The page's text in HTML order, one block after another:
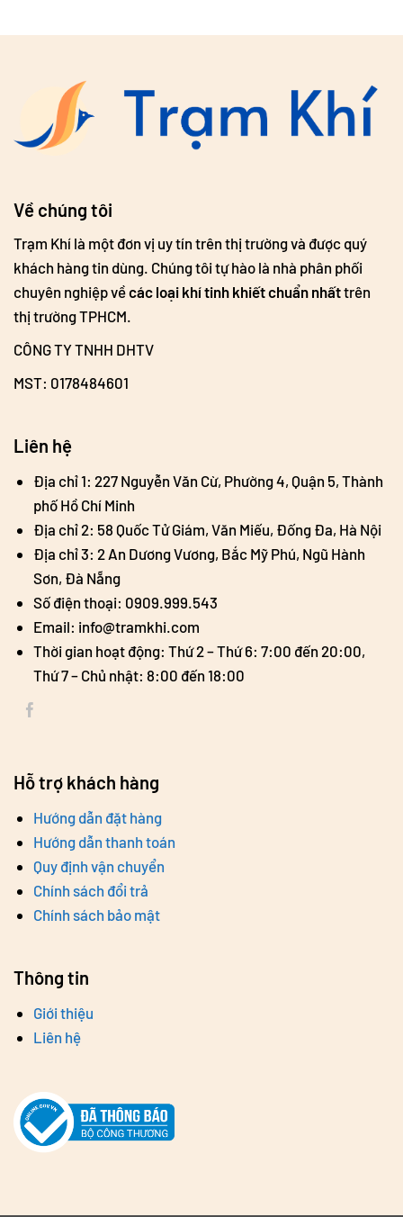
Về chúng tôi
Trạm Khí là một đơn vị uy tín trên thị trường và được quý
khách hàng tin dùng. Chúng tôi tự hào là nhà phân phối
chuyên nghiệp vềcác loại khí tinh khiết chuẩn nhấttrên
thị trường TPHCM.
CÔNG TY TNHH DHTV
MST: 0178484601
Liên hệ
Địa chỉ 1: 227 Nguyễn Văn Cừ, Phường 4, Quận 5, Thành
phố Hồ Chí Minh
Địa chỉ 2: 58 Quốc Tử Giám, Văn Miếu, Đống Đa, Hà Nội
Địa chỉ 3: 2 An Dương Vương, Bắc Mỹ Phú, Ngũ Hành
Sơn, Đà Nẵng
Số điện thoại: 0909.999.543
Email: info@tramkhi.com
Thời gian hoạt động: Thứ 2 – Thứ 6: 7:00 đến 20:00,
Thứ 7 – Chủ nhật: 8:00 đến 18:00
Hỗ trợ khách hàng
Hướng dẫn đặt hàng
Hướng dẫn thanh toán
Quy định vận chuyển
Chính sách đổi trả
Chính sách bảo mật
Thông tin
Giới thiệu
Liên hệ